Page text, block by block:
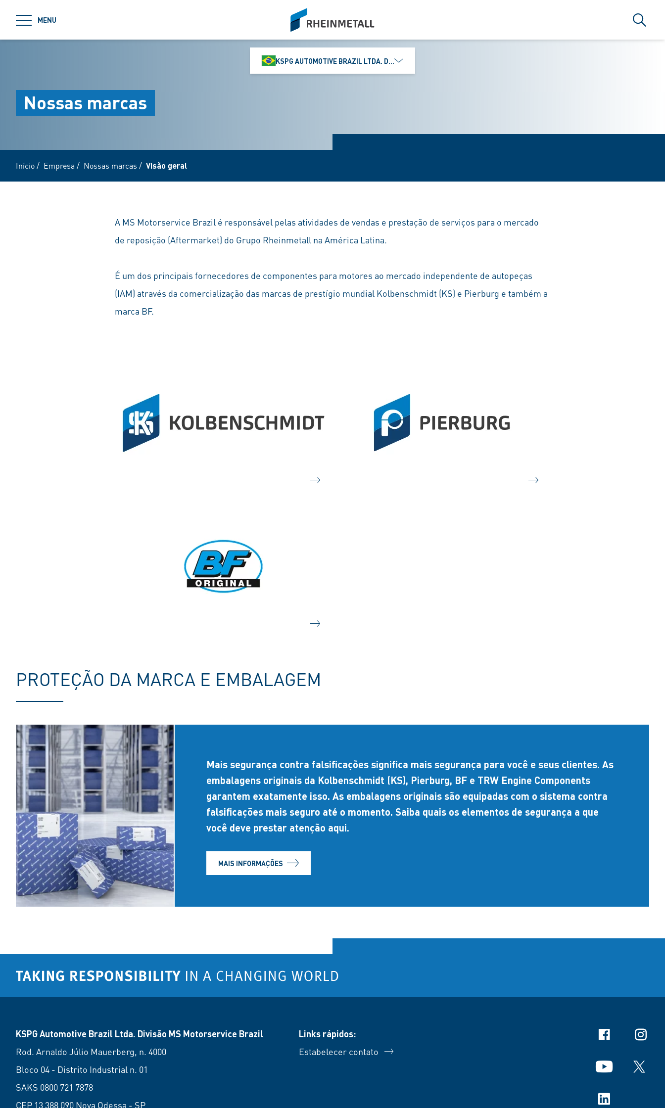
MENU
siteLogo
Busca
KSPG AUTOMOTIVE BRAZIL LTDA. DIVISÃO MS MOTORSERVICE BRAZIL
Nossas marcas
Início/ Empresa / Nossas marcas / Visão geral
A MS Motorservice Brazil é responsável pelas atividades de vendas e prestação de serviços para o mercado
de reposição (Aftermarket) do Grupo Rheinmetall na América Latina.
É um dos principais fornecedores de componentes para motores ao mercado independente de autopeças
(IAM) através da comercialização das marcas de prestígio mundial Kolbenschmidt (KS) e Pierburg e também a
marca BF.
PROTEÇÃO DA MARCA E EMBALAGEM
Mais segurança contra falsificações significa mais segurança para você e seus clientes. As
embalagens originais da Kolbenschmidt (KS), Pierburg, BF e TRW Engine Components
garantem exatamente isso. As embalagens originais são equipadas com o sistema contra
falsificações mais seguro até o momento. Saiba quais os elementos de segurança a que
você deve prestar atenção aqui.
MAIS INFORMAÇÕES
KSPG Automotive Brazil Ltda. Divisão MS Motorservice Brazil
Rod. Arnaldo Júlio Mauerberg, n. 4000
Bloco 04 - Distrito Industrial n. 01
SAKS 0800 721 7878
CEP 13 388 090 Nova Odessa - SP
Links rápidos:
Estabelecer contato
Facebook
YouTube X
Linkedin